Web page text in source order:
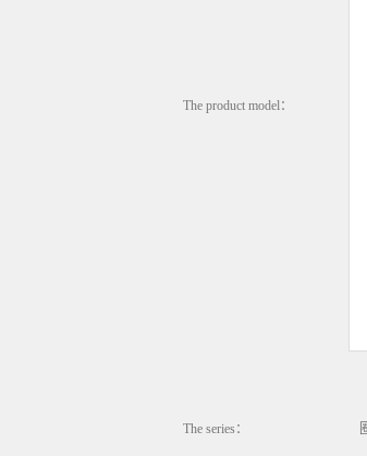
The product model：
The series：